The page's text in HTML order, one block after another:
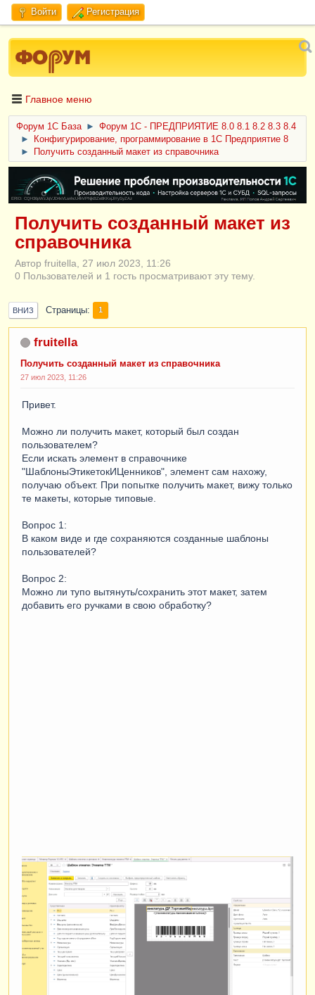
Войти Регистрация
Главное меню
Форум 1C База ►
Форум 1С - ПРЕДПРИЯТИЕ 8.0 8.1 8.2 8.3 8.4
►
Конфигурирование, программирование в 1С Предприятие 8
►
Получить созданный макет из справочника
ERID: CQH36pWzJqVJD4xVLsnhcU4hVPNjkBZe8KKxjJiYySyZAz
Получить созданный макет из
справочника
Автор fruitella, 27 июл 2023, 11:26
0 Пользователей и 1 гость просматривают эту тему.
ВНИЗ Страницы 1
fruitella
Получить созданный макет из справочника
27 июл 2023, 11:26
Привет.
Можно ли получить макет, который был создан
пользователем?
Если искать элемент в справочнике
"ШаблоныЭтикетокИЦенников", элемент сам нахожу,
получаю объект. При попытке получить макет, вижу только
те макеты, которые типовые.
Вопрос 1:
В каком виде и где сохраняются созданные шаблоны
пользователей?
Вопрос 2:
Можно ли тупо вытянуть/сохранить этот макет, затем
добавить его ручками в свою обработку?